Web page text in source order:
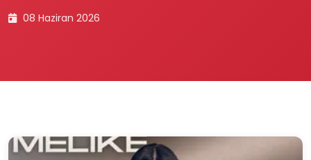
08 Haziran 2026